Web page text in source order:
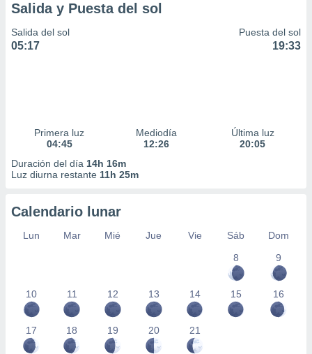
Salida y Puesta del sol
Salida del sol
05:17
Puesta del sol
19:33
Primera luz
04:45
Mediodía
12:26
Última luz
20:05
Duración del día 14h 16m
Luz diurna restante 11h 25m
Calendario lunar
Lun Mar Mié Jue Vie Sáb
Dom
8
9
10 11 12 13 14 15 16
17 18 19 20 21